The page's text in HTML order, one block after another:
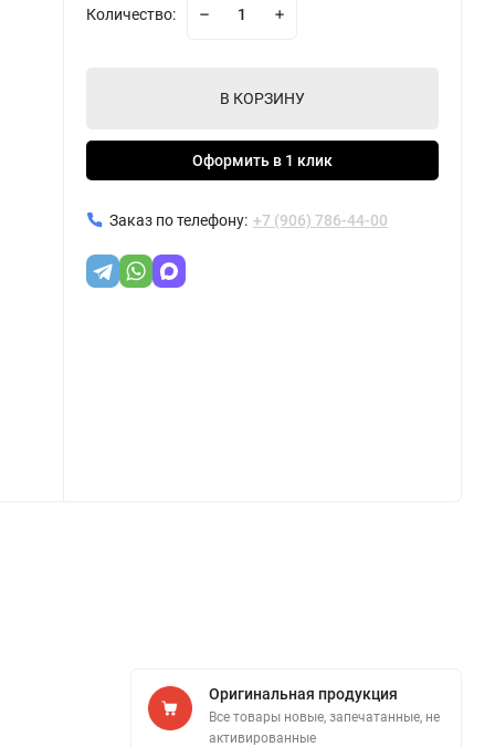
Количество:
В КОРЗИНУ
Оформить в 1 клик
Заказ по телефону: +7 (906) 786-44-00
Оригинальная продукция
Все товары новые, запечатанные, не
активированные